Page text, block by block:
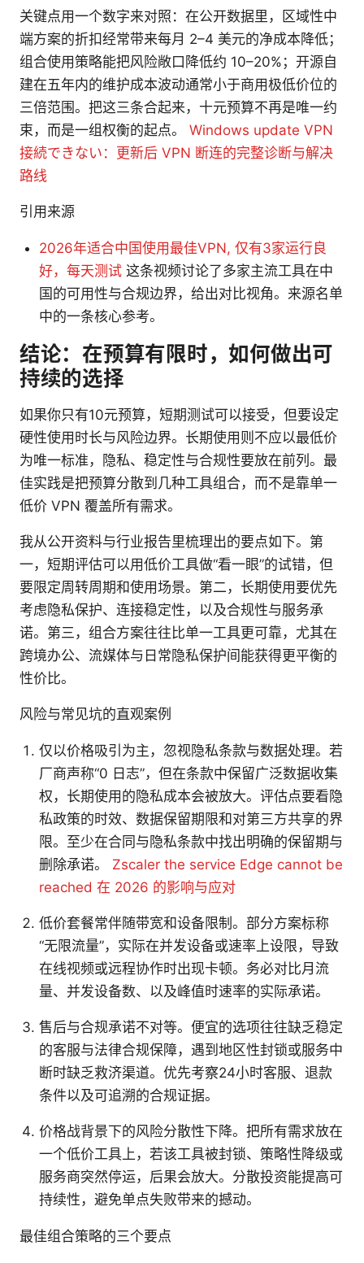
关键点用一个数字来对照：在公开数据里，区域性中
端方案的折扣经常带来每月 2–4 美元的净成本降低；
组合使用策略能把风险敞口降低约 10–20%；开源自
建在五年内的维护成本波动通常小于商用极低价位的
三倍范围。把这三条合起来，十元预算不再是唯一约
束，而是一组权衡的起点。 Windows update VPN
接続できない：更新后 VPN 断连的完整诊断与解决
路线
引用来源
2026年适合中国使用最佳VPN, 仅有3家运行良
好，每天测试 这条视频讨论了多家主流工具在中
国的可用性与合规边界，给出对比视角。来源名单
中的一条核心参考。
结论：在预算有限时，如何做出可
持续的选择
如果你只有10元预算，短期测试可以接受，但要设定
硬性使用时长与风险边界。长期使用则不应以最低价
为唯一标准，隐私、稳定性与合规性要放在前列。最
佳实践是把预算分散到几种工具组合，而不是靠单一
低价 VPN 覆盖所有需求。
我从公开资料与行业报告里梳理出的要点如下。第
一，短期评估可以用低价工具做“看一眼”的试错，但
要限定周转周期和使用场景。第二，长期使用要优先
考虑隐私保护、连接稳定性，以及合规性与服务承
诺。第三，组合方案往往比单一工具更可靠，尤其在
跨境办公、流媒体与日常隐私保护间能获得更平衡的
性价比。
风险与常见坑的直观案例
仅以价格吸引为主，忽视隐私条款与数据处理。若
厂商声称“0 日志”，但在条款中保留广泛数据收集
权，长期使用的隐私成本会被放大。评估点要看隐
私政策的时效、数据保留期限和对第三方共享的界
限。至少在合同与隐私条款中找出明确的保留期与
删除承诺。 Zscaler the service Edge cannot be
reached 在 2026 的影响与应对
低价套餐常伴随带宽和设备限制。部分方案标称
“无限流量”，实际在并发设备或速率上设限，导致
在线视频或远程协作时出现卡顿。务必对比月流
量、并发设备数、以及峰值时速率的实际承诺。
售后与合规承诺不对等。便宜的选项往往缺乏稳定
的客服与法律合规保障，遇到地区性封锁或服务中
断时缺乏救济渠道。优先考察24小时客服、退款
条件以及可追溯的合规证据。
价格战背景下的风险分散性下降。把所有需求放在
一个低价工具上，若该工具被封锁、策略性降级或
服务商突然停运，后果会放大。分散投资能提高可
持续性，避免单点失败带来的撼动。
最佳组合策略的三个要点